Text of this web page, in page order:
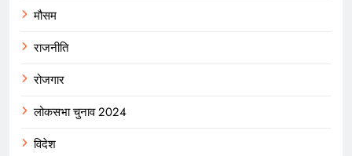
मौसम
राजनीति
रोजगार
लोकसभा चुनाव 2024
विदेश